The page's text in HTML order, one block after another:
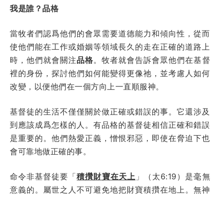
我是誰？品格
當牧者們認爲他們的會眾需要道德能力和傾向性，從而
使他們能在工作或婚姻等領域長久的走在正確的道路上
時，他們就會關注品格。牧者就會告訴會眾他們在基督
裡的身份，探討他們如何能變得更像祂，並考慮人如何
改變，以便他們在一個方向上一直順服神。
基督徒的生活不僅僅關於做正確或錯誤的事。它還涉及
到應該成爲怎樣的人。有品格的基督徒相信正確和錯誤
是重要的。他們熱愛正義，憎恨邪惡，即使在脅迫下也
會可靠地做正確的事。
命令非基督徒要「積攢財寶在天上 」（太6:19）是毫無
意義的。屬世之人不可避免地把財寶積攢在地上。無神